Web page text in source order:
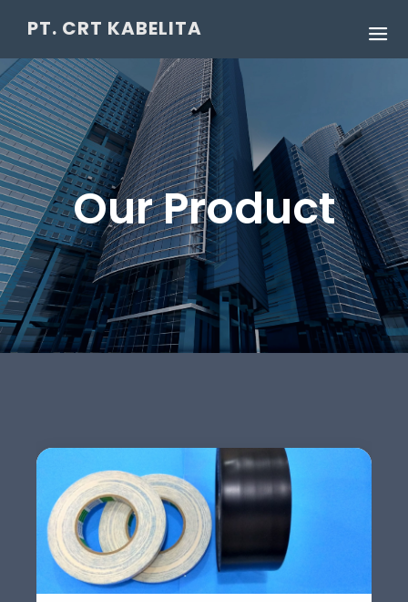
PT. CRT KABELITA
Our Product